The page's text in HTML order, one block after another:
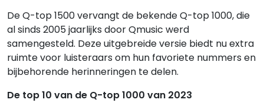
De Q-top 1500 vervangt de bekende Q-top 1000, die
al sinds 2005 jaarlijks door Qmusic werd
samengesteld. Deze uitgebreide versie biedt nu extra
ruimte voor luisteraars om hun favoriete nummers en
bijbehorende herinneringen te delen.
De top 10 van de Q-top 1000 van 2023